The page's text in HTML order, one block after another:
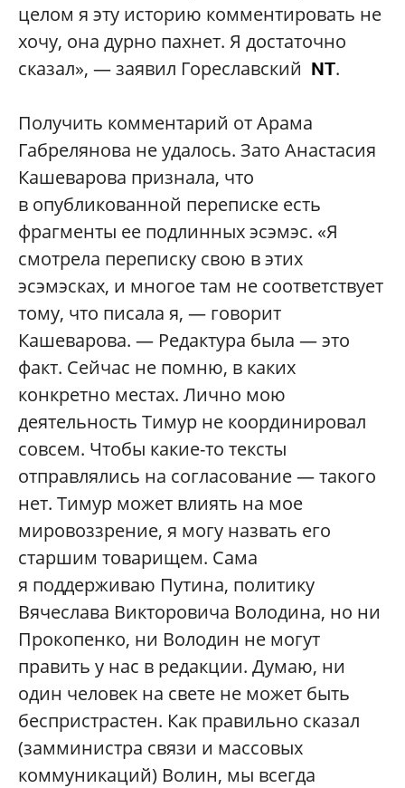
целом я эту историю комментировать не
хочу, она дурно пахнет. Я достаточно
сказал», — заявил Гореславский NT.
Получить комментарий от Арама
Габрелянова не удалось. Зато Анастасия
Кашеварова признала, что
в опубликованной переписке есть
фрагменты ее подлинных эсэмэс. «Я
смотрела переписку свою в этих
эсэмэсках, и многое там не соответствует
тому, что писала я, — говорит
Кашеварова. — Редактура была — это
факт. Сейчас не помню, в каких
конкретно местах. Лично мою
деятельность Тимур не координировал
совсем. Чтобы какие-то тексты
отправлялись на согласование — такого
нет. Тимур может влиять на мое
мировоззрение, я могу назвать его
старшим товарищем. Сама
я поддерживаю Путина, политику
Вячеслава Викторовича Володина, но ни
Прокопенко, ни Володин не могут
править у нас в редакции. Думаю, ни
один человек на свете не может быть
беспристрастен. Как правильно сказал
(замминистра связи и массовых
коммуникаций) Волин, мы всегда